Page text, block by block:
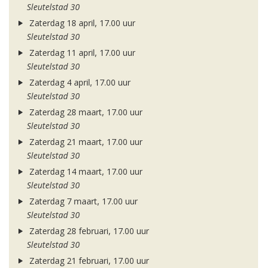
Sleutelstad 30
Zaterdag 18 april, 17.00 uur
Sleutelstad 30
Zaterdag 11 april, 17.00 uur
Sleutelstad 30
Zaterdag 4 april, 17.00 uur
Sleutelstad 30
Zaterdag 28 maart, 17.00 uur
Sleutelstad 30
Zaterdag 21 maart, 17.00 uur
Sleutelstad 30
Zaterdag 14 maart, 17.00 uur
Sleutelstad 30
Zaterdag 7 maart, 17.00 uur
Sleutelstad 30
Zaterdag 28 februari, 17.00 uur
Sleutelstad 30
Zaterdag 21 februari, 17.00 uur